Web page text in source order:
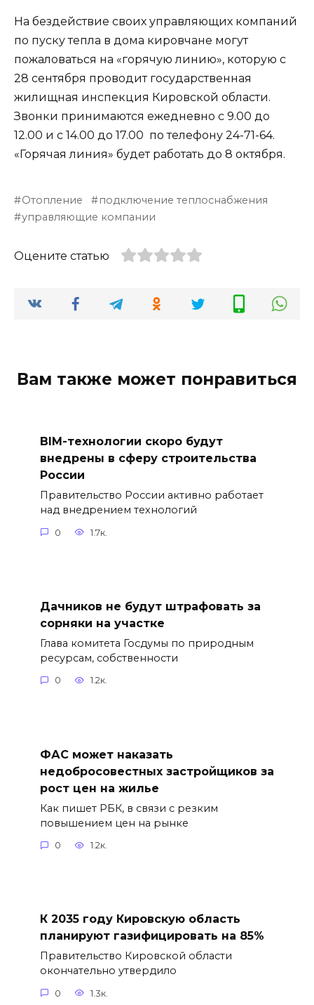
На бездействие своих управляющих компаний
по пуску тепла в дома кировчане могут
пожаловаться на «горячую линию», которую с
28 сентября проводит государственная
жилищная инспекция Кировской области.
Звонки принимаются ежедневно с 9.00 до
12.00 и с 14.00 до 17.00 по телефону 24-71-64.
«Горячая линия» будет работать до 8 октября.
Отопление
подключение теплоснабжения
управляющие компании
Оцените статью
Вам также может понравиться
BIM-технологии скоро будут
внедрены в сферу строительства
России
Правительство России активно работает
над внедрением технологий
0 1.7к.
Дачников не будут штрафовать за
сорняки на участке
Глава комитета Госдумы по природным
ресурсам, собственности
0 1.2к.
ФАС может наказать
недобросовестных застройщиков за
рост цен на жилье
Как пишет РБК, в связи с резким
повышением цен на рынке
0 1.2к.
К 2035 году Кировскую область
планируют газифицировать на 85%
Правительство Кировской области
окончательно утвердило
0 1.3к.